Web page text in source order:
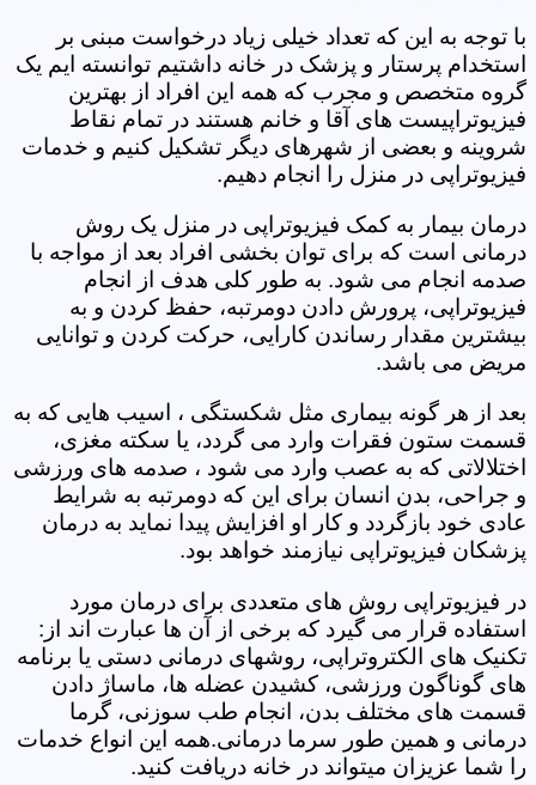
با توجه به این که تعداد خیلی زیاد درخواست مبنی بر
استخدام پرستار و پزشک در خانه داشتیم توانسته ایم یک
گروه متخصص و مجرب که همه این افراد از بهترین
فیزیوتراپیست های آقا و خانم هستند در تمام نقاط
شروینه و بعضی از شهرهای دیگر تشکیل کنیم و خدمات
فیزیوتراپی در منزل را انجام دهیم.
درمان بیمار به کمک فیزیوتراپی در منزل یک روش
درمانی است که برای توان بخشی افراد بعد از مواجه با
صدمه انجام می شود. به طور کلی هدف از انجام
فیزیوتراپی، پرورش دادن دومرتبه، حفظ کردن و به
بیشترین مقدار رساندن کارایی، حرکت کردن و توانایی
مریض می باشد.
بعد از هر گونه بیماری مثل شکستگی ، اسیب هایی که به
قسمت ستون فقرات وارد می گردد، یا سکته مغزی،
اختلالاتی که به عصب وارد می شود ، صدمه های ورزشی
و جراحی، بدن انسان برای این که دومرتبه به شرایط
عادی خود بازگردد و کار او افزایش پیدا نماید به درمان
پزشکان فیزیوتراپی نیازمند خواهد بود.
در فیزیوتراپی روش های متعددی برای درمان مورد
استفاده قرار می گیرد که برخی از آن ها عبارت اند از:
تکنیک های الکتروتراپی، روشهای درمانی دستی یا برنامه
های گوناگون ورزشی، کشیدن عضله ها، ماساژ دادن
قسمت های مختلف بدن، انجام طب سوزنی، گرما
درمانی و همین طور سرما درمانی.همه این انواع خدمات
را شما عزیزان میتواند در خانه دریافت کنید.